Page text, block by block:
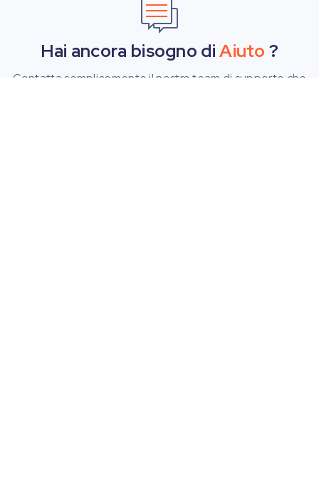
Hai ancora bisogno diAiuto ?
Contatta semplicemente il nostro team di supporto che